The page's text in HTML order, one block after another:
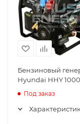
Бензиновый
Hyundai HHY
Под заказ